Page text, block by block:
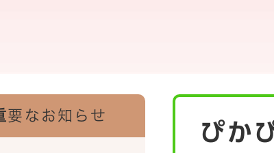
ぴか
要なお知らせ